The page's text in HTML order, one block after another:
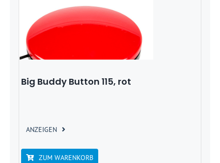
Big Buddy Button 115, rot
ANZEIGEN
ZUM WARENKORB